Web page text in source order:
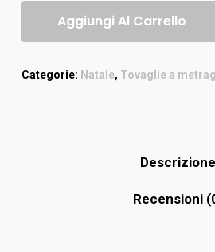
Aggiungi Al Carrello
Categorie: Natale, Tovaglie a
Descrizione
Recensioni